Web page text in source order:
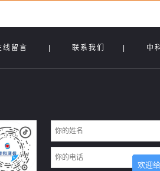
线留言 联系我们 中
欢迎